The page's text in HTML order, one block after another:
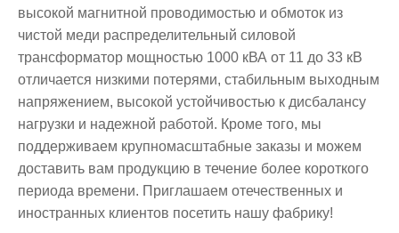
высокой магнитной проводимостью и обмоток из
чистой меди распределительный силовой
трансформатор мощностью 1000 кВА от 11 до 33 кВ
отличается низкими потерями, стабильным выходным
напряжением, высокой устойчивостью к дисбалансу
нагрузки и надежной работой. Кроме того, мы
поддерживаем крупномасштабные заказы и можем
доставить вам продукцию в течение более короткого
периода времени. Приглашаем отечественных и
иностранных клиентов посетить нашу фабрику!